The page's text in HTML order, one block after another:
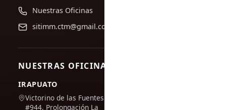
Nuestras Oficinas
sitimm.ctm@gmail.com
NUESTRAS OFICINAS
IRAPUATO
Victorino de las Fuentes
#944, Prolongación La